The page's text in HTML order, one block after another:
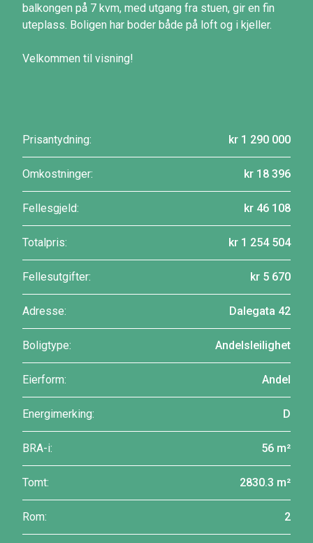
balkongen på 7 kvm, med utgang fra stuen, gir en fin
uteplass. Boligen har boder både på loft og i kjeller.
Velkommen til visning!
Prisantydning: kr 1 290 000
Omkostninger: kr 18 396
Fellesgjeld: kr 46 108
Totalpris: kr 1 254 504
Fellesutgifter: kr 5 670
Adresse: Dalegata 42
Boligtype: Andelsleilighet
Eierform: Andel
Energimerking: D
BRA-i: 56 m²
Tomt: 2830.3 m²
Rom: 2